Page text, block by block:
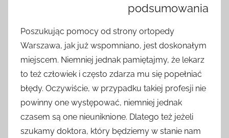
podsumowania
Poszukując pomocy od strony ortopedy
Warszawa, jak już wspomniano, jest doskonałym
miejscem. Niemniej jednak pamiętajmy, że lekarz
to też człowiek i często zdarza mu się popełniać
błędy. Oczywiście, w przypadku takiej profesji nie
powinny one występować, niemniej jednak
czasem są one nieuniknione. Dlatego też jeżeli
szukamy doktora, który będziemy w stanie nam